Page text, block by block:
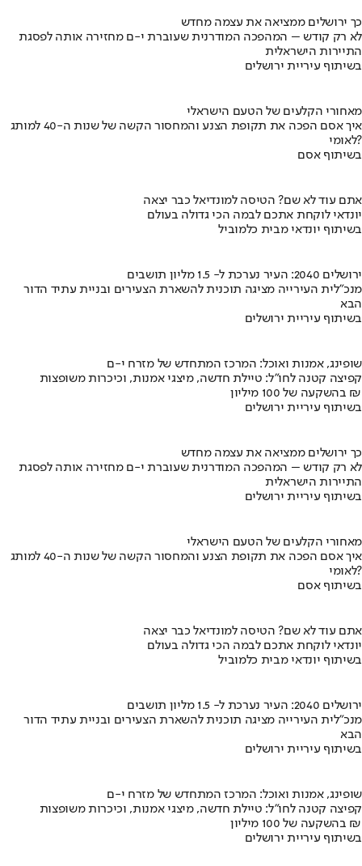
כך ירושלים ממציאה את עצמה מחדש
לא רק קודש – המהפכה המודרנית שעוברת י-ם מחזירה אותה לפסגת
התיירות הישראלית
בשיתוף עיריית ירושלים
מאחורי הקלעים של הטעם הישראלי
איך אסם הפכה את תקופת הצנע והמחסור הקשה של שנות ה-40 למותג
לאומי?
בשיתוף אסם
אתם עוד לא שם? הטיסה למונדיאל כבר יצאה
יונדאי לוקחת אתכם לבמה הכי גדולה בעולם
בשיתוף יונדאי מבית כלמוביל
ירושלים 2040: העיר נערכת ל- 1.5 מליון תושבים
מנכ"לית העירייה מציגה תוכנית להשארת הצעירים ובניית עתיד הדור
הבא
בשיתוף עיריית ירושלים
שופינג, אמנות ואוכל: המרכז המתחדש של מזרח י-ם
קפיצה קטנה לחו"ל: טיילת חדשה, מיצגי אמנות, וכיכרות משופצות
בהשקעה של 100 מיליון ₪
בשיתוף עיריית ירושלים
כך ירושלים ממציאה את עצמה מחדש
לא רק קודש – המהפכה המודרנית שעוברת י-ם מחזירה אותה לפסגת
התיירות הישראלית
בשיתוף עיריית ירושלים
מאחורי הקלעים של הטעם הישראלי
איך אסם הפכה את תקופת הצנע והמחסור הקשה של שנות ה-40 למותג
לאומי?
בשיתוף אסם
אתם עוד לא שם? הטיסה למונדיאל כבר יצאה
יונדאי לוקחת אתכם לבמה הכי גדולה בעולם
בשיתוף יונדאי מבית כלמוביל
ירושלים 2040: העיר נערכת ל- 1.5 מליון תושבים
מנכ"לית העירייה מציגה תוכנית להשארת הצעירים ובניית עתיד הדור
הבא
בשיתוף עיריית ירושלים
שופינג, אמנות ואוכל: המרכז המתחדש של מזרח י-ם
קפיצה קטנה לחו"ל: טיילת חדשה, מיצגי אמנות, וכיכרות משופצות
בהשקעה של 100 מיליון ₪
בשיתוף עיריית ירושלים